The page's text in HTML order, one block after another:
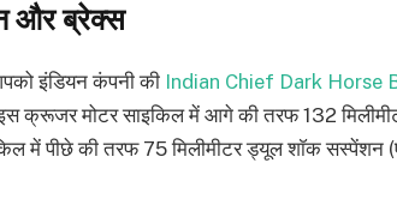
और ब्रेक्स
इंडियन कंपनी की Indian Chief Dark Horse
क्रूजर मोटर साइकिल में आगे की तरफ 132
में पीछे की तरफ 75 मिलीमीटर ड्यूल शाॅक सस्पेंशन